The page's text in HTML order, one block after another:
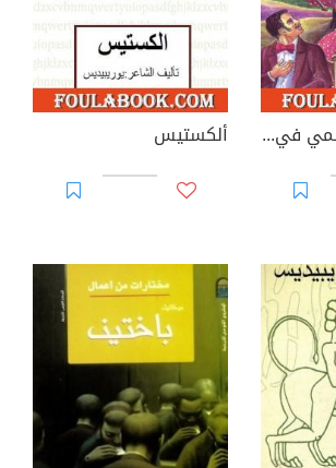
روائع الأدب العالمي في كبسولة جـ 12
ألكستيس